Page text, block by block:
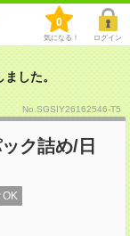
0
気になる！ ログイン
した。
No.SGSIY26162546-T5
ク詰め/日
OK